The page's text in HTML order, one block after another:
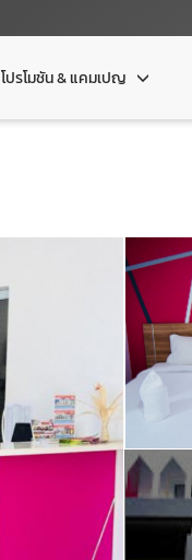
โปรโมชัน & แคมเปญ